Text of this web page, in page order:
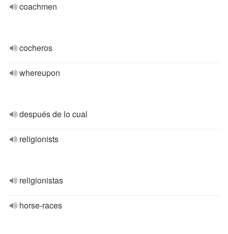
coachmen
cocheros
whereupon
después de lo cual
religionists
religionistas
horse-races